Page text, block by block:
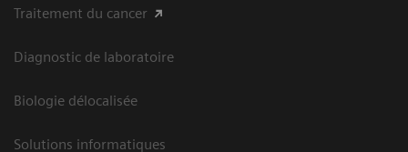
Traitement du cancer
Diagnostic de laboratoire
Biologie délocalisée
Solutions informatiques